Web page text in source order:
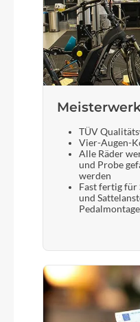
TÜV
Vier-Augen-
Alle Räder
und Probe
werden
Fast fertig für
und